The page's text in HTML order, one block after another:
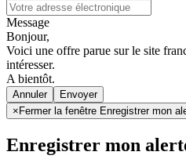
Message
Bonjour,
Voici une offre parue sur le site
intéresser.
A bientôt.
Annuler
× Fermer la fenêtre Enregistrer mon
Enregistrer mon